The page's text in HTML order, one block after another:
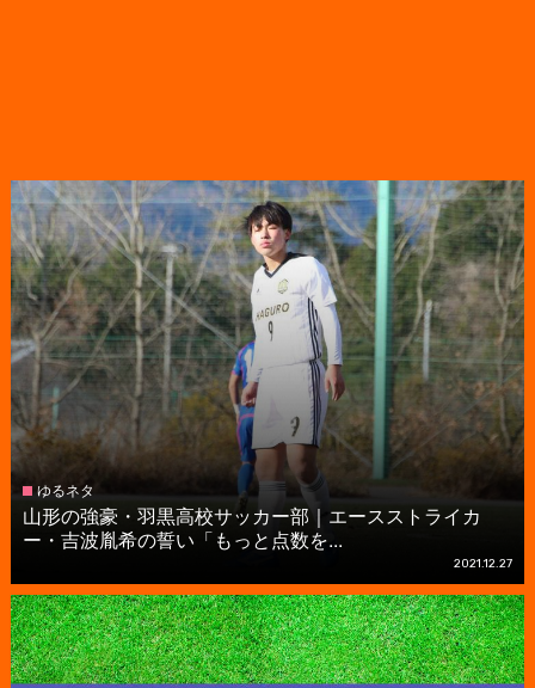
ゆるネタ
山形の強豪・羽黒高校サッカー部｜エースストライカ
ー・吉波胤希の誓い「もっと点数を...
2021.12.27